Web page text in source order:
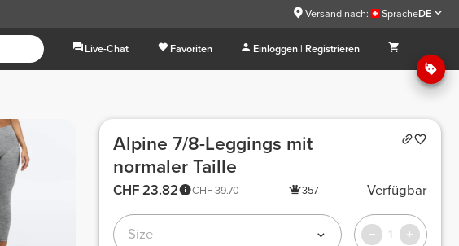
Versand nach: SpracheDE
Live-Chat Favoriten Einloggen | Registrieren
Alpine 7/8-Leggings mit
normaler Taille
CHF 39.70
CHF 23.82 357 Verfügbar
Size 1